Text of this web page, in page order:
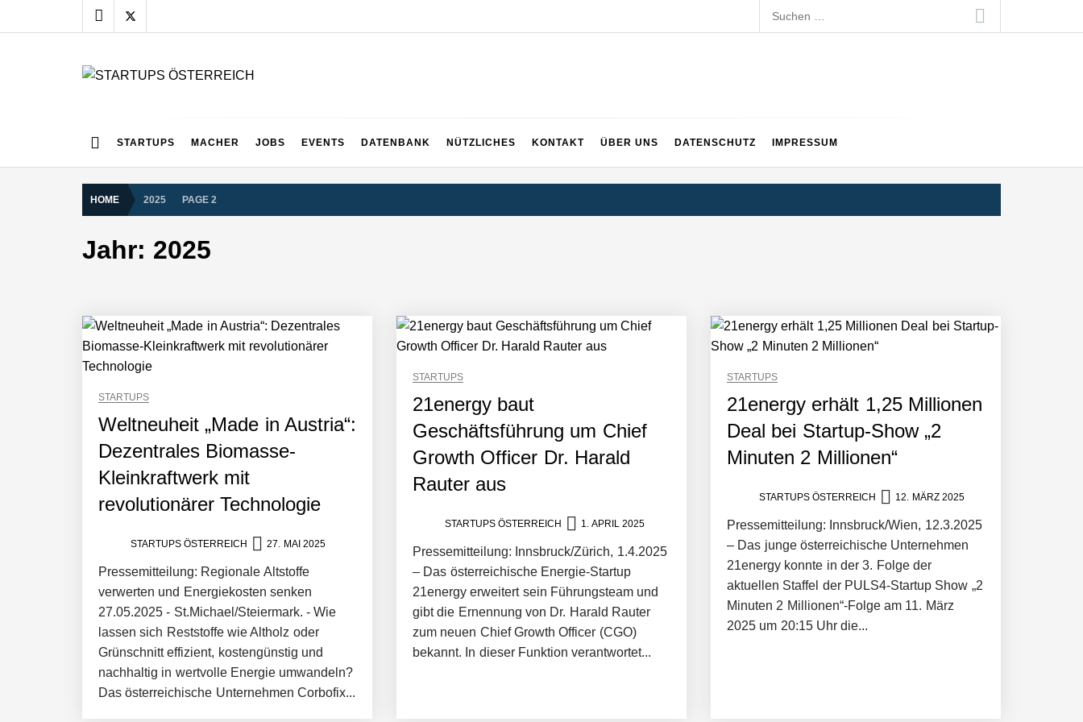
to
Suchen
nach:
STARTUPS MACHER JOBS EVENTS DATENBANK NÜTZLICHES KONTAKT ÜBER UNS DATENSCHUTZ IMPRESSUM
HOME 2025 PAGE 2
Jahr: 2025
STARTUPS
Weltneuheit „Made in Austria“:
Dezentrales Biomasse-
Kleinkraftwerk mit
revolutionärer Technologie
STARTUPS ÖSTERREICH 27. MAI 2025
Pressemitteilung: Regionale Altstoffe
verwerten und Energiekosten senken
27.05.2025 - St.Michael/Steiermark. - Wie
lassen sich Reststoffe wie Altholz oder
Grünschnitt effizient, kostengünstig und
nachhaltig in wertvolle Energie umwandeln?
Das österreichische Unternehmen Corbofix...
STARTUPS
21energy baut
Geschäftsführung um Chief
Growth Officer Dr. Harald
Rauter aus
STARTUPS ÖSTERREICH 1. APRIL 2025
Pressemitteilung: Innsbruck/Zürich, 1.4.2025
– Das österreichische Energie-Startup
21energy erweitert sein Führungsteam und
gibt die Ernennung von Dr. Harald Rauter
zum neuen Chief Growth Officer (CGO)
bekannt. In dieser Funktion verantwortet...
STARTUPS
21energy erhält 1,25 Millionen
Deal bei Startup-Show „2
Minuten 2 Millionen“
STARTUPS ÖSTERREICH 12. MÄRZ 2025
Pressemitteilung: Innsbruck/Wien, 12.3.2025
– Das junge österreichische Unternehmen
21energy konnte in der 3. Folge der
aktuellen Staffel der PULS4-Startup Show „2
Minuten 2 Millionen“-Folge am 11. März
2025 um 20:15 Uhr die...
Tabuthema Schwitzen? Dieses Salzburger Startup hat die Lösung!
Fabian Rauch von Crqlar